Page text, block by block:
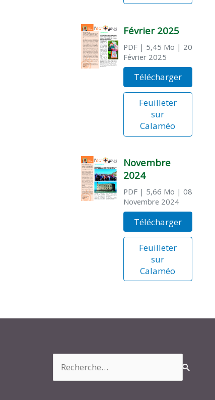
Février 2025
PDF| 5,45 Mo | 20
Février 2025
Télécharger
Feuilleter
sur
Calaméo
Novembre
2024
PDF| 5,66 Mo | 08
Novembre 2024
Télécharger
Feuilleter
sur
Calaméo